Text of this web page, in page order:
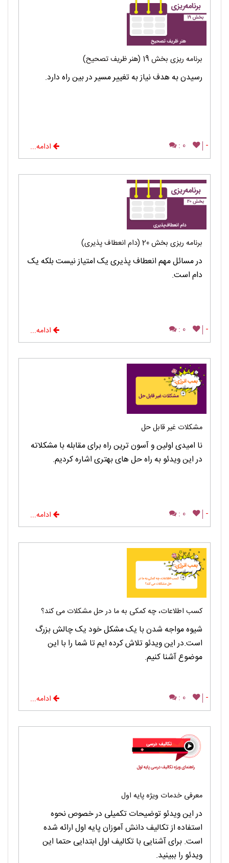
برنامه ریزی بخش 19 (هنر ظریف تصحیح)
رسیدن به هدف نیاز به تغییر مسیر در بین راه دارد.
-
0 : ادامه...
برنامه ریزی بخش 20 (دام انعطاف پذیری)
در مسائل مهم انعطاف پذیری یک امتیاز نیست بلکه یک
دام است.
-
0 : ادامه...
مشکلات غیر قابل حل
نا امیدی اولین و آسون ترین راه برای مقابله با مشکلاته
در این ویدئو به راه حل های بهتری اشاره کردیم.
-
0 : ادامه...
کسب اطلاعات، چه کمکی به ما در حل مشکلات می کند؟
شیوه مواجه شدن با یک مشکل خود یک چالش بزرگ
است.در این ویدئو تلاش کرده ایم تا شما را با این
موضوع آشنا کنیم.
-
0 : ادامه...
معرفی خدمات ویژه پایه اول
در این ویدئو توضیحات تکمیلی در خصوص نحوه
استفاده از تکالیف دانش آموزان پایه اول ارائه شده
است. برای آشنایی با تکالیف اول ابتدایی حتما این
ویدئو را ببینید.